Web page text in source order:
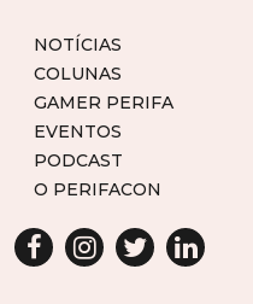
NOTÍCIAS
COLUNAS
GAMER PERIFA
EVENTOS
PODCAST
O PERIFACON